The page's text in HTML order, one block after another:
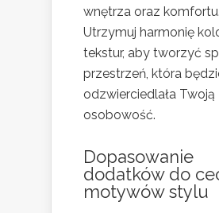
wnętrza oraz komfortu.
Utrzymuj harmonię
tekstur, aby tworzyć
przestrzeń, która
odzwierciedlała Twoją
osobowość.
Dopasowanie
dodatków do
motywów stylu